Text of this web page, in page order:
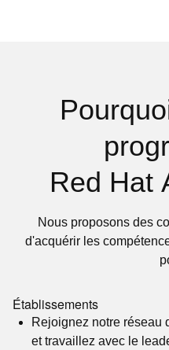
Red Hat
Nous proposons des
d'acquérir les
Établissements
Rejoignez notre réseau
et travaillez avec le